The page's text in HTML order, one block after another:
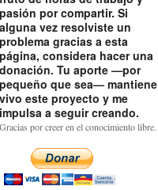
pasión por compartir. Si
alguna vez resolviste un
problema gracias a esta
página, considera hacer una
donación. Tu aporte —por
pequeño que sea— mantiene
vivo este proyecto y me
impulsa a seguir creando.
Gracias por creer en el conocimiento libre.